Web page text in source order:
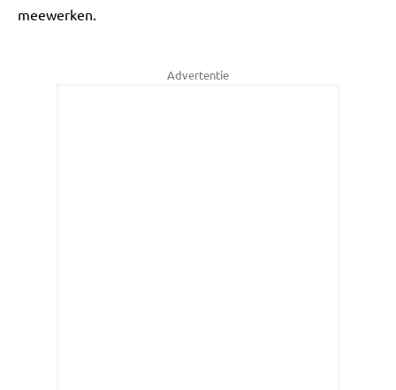
meewerken.
Advertentie